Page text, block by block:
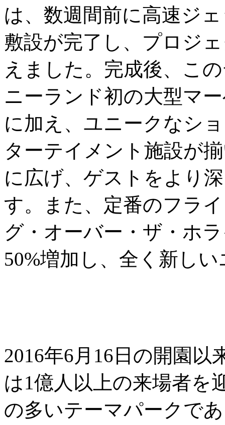
は、数週間前に高速ジ
敷設が完了し、プロジ
えました。完成後、こ
ニーランド初の大型マ
に加え、ユニークなシ
ターテイメント施設が
に広げ、ゲストをより
す。また、定番のフラ
グ・オーバー・ザ・ホ
50%増加し、全く新し
2016年6月16日の開園
は1億人以上の来場者を
の多いテーマパークで